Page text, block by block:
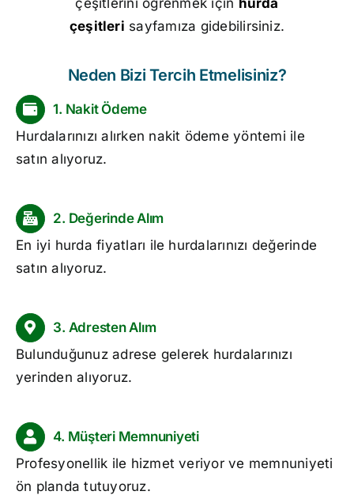
çeşitleri sayfamıza gidebilirsiniz.
Neden Bizi Tercih Etmelisiniz?
1. Nakit Ödeme
Hurdalarınızı alırken nakit ödeme yöntemi ile
satın alıyoruz.
2. Değerinde Alım
En iyi hurda fiyatları ile hurdalarınızı değerinde
satın alıyoruz.
3. Adresten Alım
Bulunduğunuz adrese gelerek hurdalarınızı
yerinden alıyoruz.
4. Müşteri Memnuniyeti
Profesyonellik ile hizmet veriyor ve memnuniyeti
ön planda tutuyoruz.